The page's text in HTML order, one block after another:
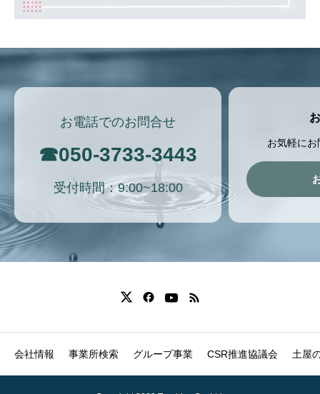
お電話でのお問合せ
☎050-3733-3443
受付時間：9:00~18:00
お気軽に
会社情報 事業所検索 グループ事業 CSR推進協議会 土屋